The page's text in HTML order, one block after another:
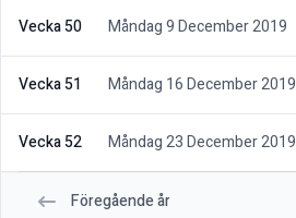
Vecka 50 Måndag 9 December 2019
Vecka 51 Måndag 16 December 2019
Vecka 52 Måndag 23 December 2019
Föregående år